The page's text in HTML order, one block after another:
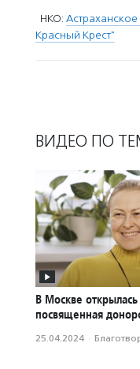
НКО:
Красный Крест"
ВИДЕО ПО
В Москве
посвященная
25.04.2024 ·